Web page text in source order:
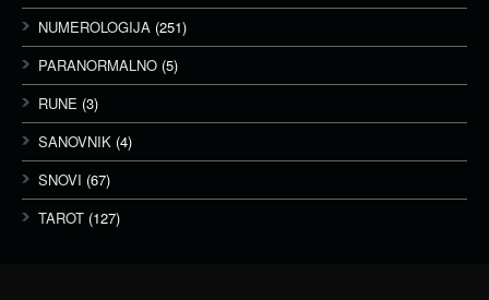
NUMEROLOGIJA (251)
PARANORMALNO (5)
RUNE (3)
SANOVNIK (4)
SNOVI (67)
TAROT (127)